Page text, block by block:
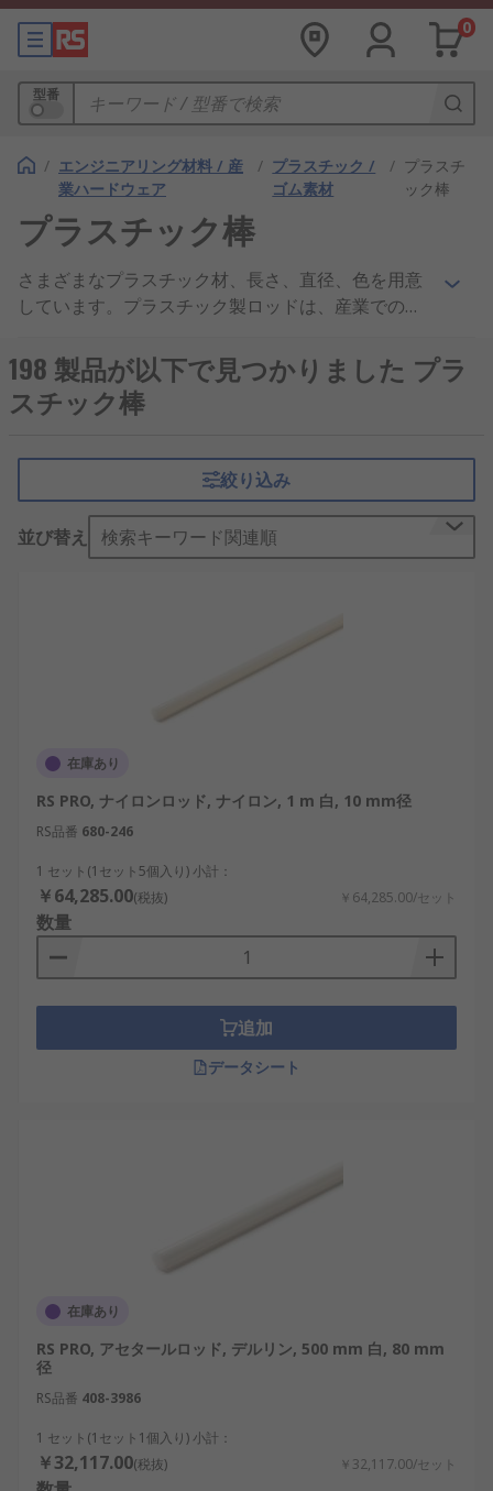
0
型番
/ エンジニアリング材料 / 産
業ハードウェア
/ プラスチック /
ゴム素材
/ プラスチ
ック棒
プラスチック棒
さまざまなプラスチック材、長さ、直径、色を用意
しています。プラスチック製ロッドは、産業での加
使用できます。プラスチック棒は、サイズと材質に
基づいて異なる伸張強度を発揮します。最終的な用
途で耐久性を確保するには、購入時にこのことを考
チック棒は衝撃及び曲げ強度で評価され、安全な用
途で使用できるようになっています。また、炎の長
時間使用や変化が発生する場所で産業用にプラスチ
ック棒を使用する場合には、可燃性や融点について
198 製品が以下で見つかりました プラ
スチック棒
絞り込み
並び替え 検索キーワード関連順
在庫あり
RS PRO, ナイロンロッド, ナイロン, 1 m 白, 10 mm径
RS品番 680-246
1 セット(1セット5個入り) 小計：
￥64,285.00(税抜) ￥64,285.00/セット
数量
追加
データシート
在庫あり
RS PRO, アセタールロッド, デルリン, 500 mm 白, 80 mm
径
RS品番 408-3986
1 セット(1セット1個入り) 小計：
￥32,117.00(税抜) ￥32,117.00/セット